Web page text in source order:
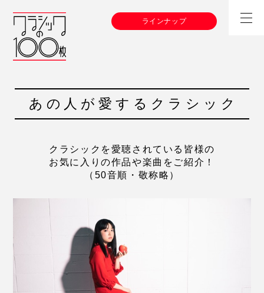
ラインナップ
あの人が愛するクラシック
クラシックを愛聴されている皆様の
お気に入りの作品や楽曲をご紹介！
（50音順・敬称略）